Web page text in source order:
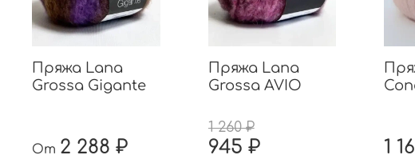
Пряжа Lana
Grossa Gigante
От 2 288 ₽
Пряжа Lana
Grossa AVIO
1 260 ₽
945 ₽ 1